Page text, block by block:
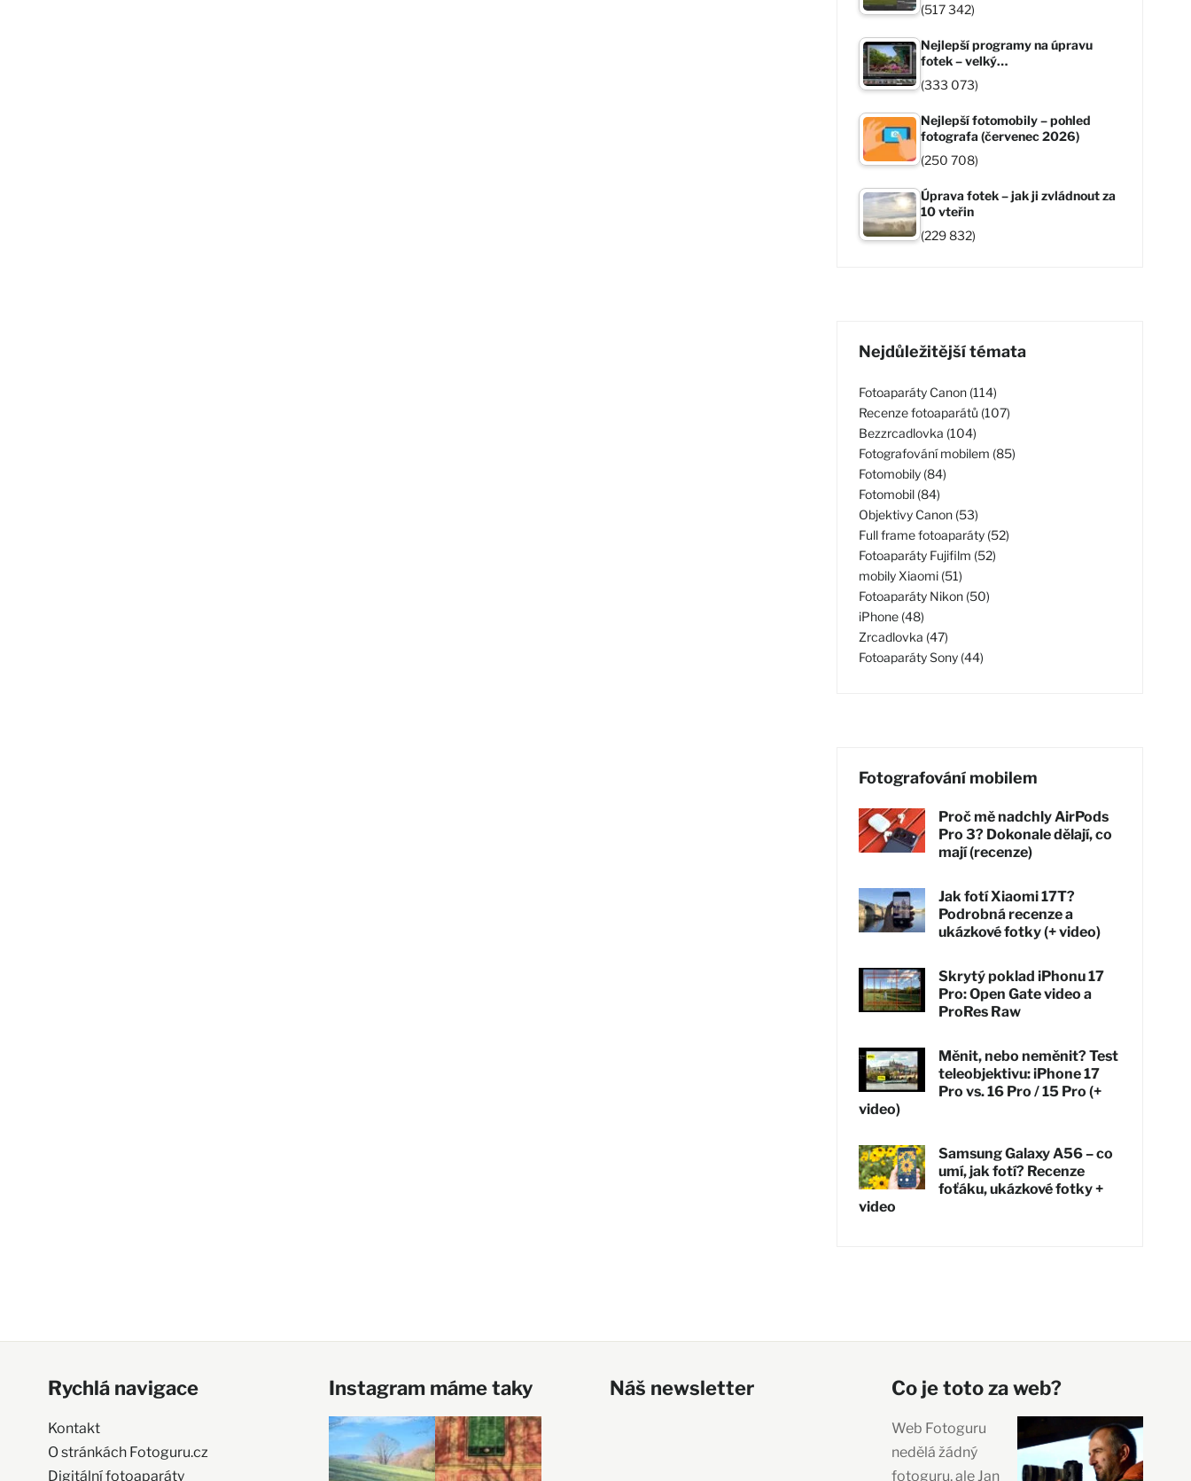
(517 342)
Nejlepší programy na úpravu
fotek – velký…
(333 073)
Nejlepší fotomobily – pohled
fotografa (červenec 2026)
(250 708)
Úprava fotek – jak ji zvládnout za
10 vteřin
(229 832)
Nejdůležitější témata
Fotoaparáty Canon (114)
Recenze fotoaparátů (107)
Bezzrcadlovka (104)
Fotografování mobilem (85)
Fotomobily (84)
Fotomobil (84)
Objektivy Canon (53)
Full frame fotoaparáty (52)
Fotoaparáty Fujifilm (52)
mobily Xiaomi (51)
Fotoaparáty Nikon (50)
iPhone (48)
Zrcadlovka (47)
Fotoaparáty Sony (44)
Fotografování mobilem
Proč mě nadchly AirPods
Pro 3? Dokonale dělají, co
mají (recenze)
Jak fotí Xiaomi 17T?
Podrobná recenze a
ukázkové fotky (+ video)
Skrytý poklad iPhonu 17
Pro: Open Gate video a
ProRes Raw
Měnit, nebo neměnit? Test
teleobjektivu: iPhone 17
Pro vs. 16 Pro / 15 Pro (+
video)
Samsung Galaxy A56 – co
umí, jak fotí? Recenze
foťáku, ukázkové fotky +
video
Rychlá navigace
Kontakt
O stránkách Fotoguru.cz
Digitální fotoaparáty
Instagram máme taky Náš newsletter Co je toto za web?
Web Fotoguru
nedělá žádný
fotoguru, ale Jan